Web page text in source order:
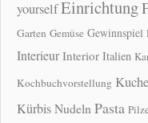
yourselfEinrichtung
Garten Gemüse Gewinnspiel
Interieur Interior Italien
Kochbuchvorstellung
KürbisNudelnPasta Pilze